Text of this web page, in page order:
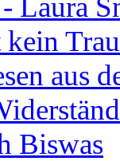
aus
Biswas